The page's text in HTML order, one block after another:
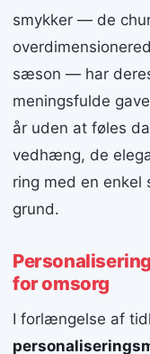
smykker — de
sæson — har
meningsfulde
år uden at føles
vedhæng, de
ring med en
grund.
for omsorg
I forlængelse af